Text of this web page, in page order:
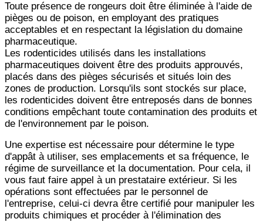
Toute présence de rongeurs doit être éliminée à l'aide de
pièges ou de poison, en employant des pratiques
acceptables et en respectant la législation du domaine
pharmaceutique.
Les rodenticides utilisés dans les installations
pharmaceutiques doivent être des produits approuvés,
placés dans des pièges sécurisés et situés loin des
zones de production. Lorsqu'ils sont stockés sur place,
les rodenticides doivent être entreposés dans de bonnes
conditions empêchant toute contamination des produits et
de l'environnement par le poison.
Une expertise est nécessaire pour détermine le type
d'appât à utiliser, ses emplacements et sa fréquence, le
régime de surveillance et la documentation. Pour cela, il
vous faut faire appel à un prestataire extérieur. Si les
opérations sont effectuées par le personnel de
l'entreprise, celui-ci devra être certifié pour manipuler les
produits chimiques et procéder à l'élimination des